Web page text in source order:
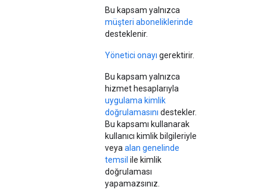
Bu kapsam yalnızca
müşteri aboneliklerinde
desteklenir.
Yönetici onayı gerektirir.
Bu kapsam yalnızca
hizmet hesaplarıyla
uygulama kimlik
doğrulamasını destekler.
Bu kapsamı kullanarak
kullanıcı kimlik bilgileriyle
veya alan genelinde
temsil ile kimlik
doğrulaması
yapamazsınız.